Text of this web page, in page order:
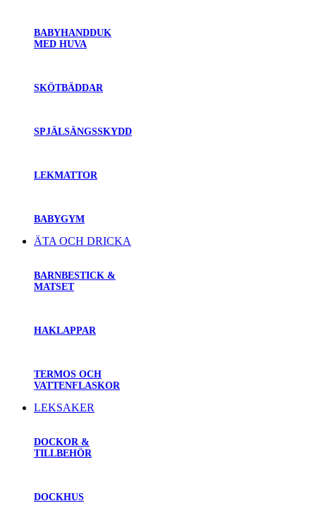
BABYHANDDUK
MED HUVA
SKÖTBÄDDAR
SPJÄLSÄNGSSKYDD
LEKMATTOR
BABYGYM
ÄTA OCH DRICKA
BARNBESTICK &
MATSET
HAKLAPPAR
TERMOS OCH
VATTENFLASKOR
LEKSAKER
DOCKOR &
TILLBEHÖR
DOCKHUS